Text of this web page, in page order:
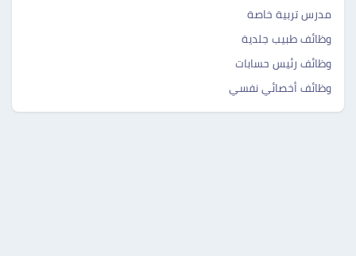
مدرس تربية خاصة
وظائف طبيب جلدية
وظائف رئيس حسابات
وظائف أخصائي نفسي